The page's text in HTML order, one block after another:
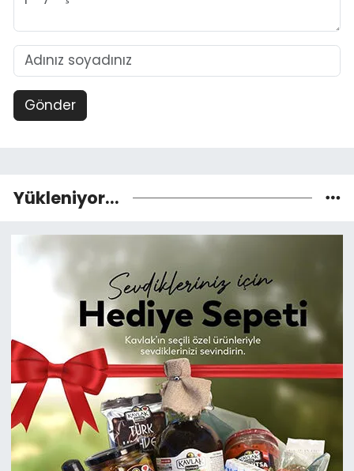
Gönder
Yükleniyor...